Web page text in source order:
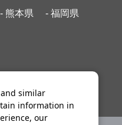
- 熊本県
- 福岡県
similar
information in
our